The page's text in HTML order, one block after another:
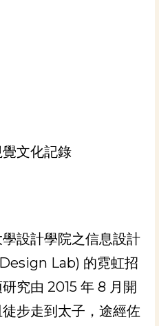
文化記錄
學設計學院之信息設計
Lab) 的霓虹招
究由 2015 年 8 月開
步走到太子，途經佐